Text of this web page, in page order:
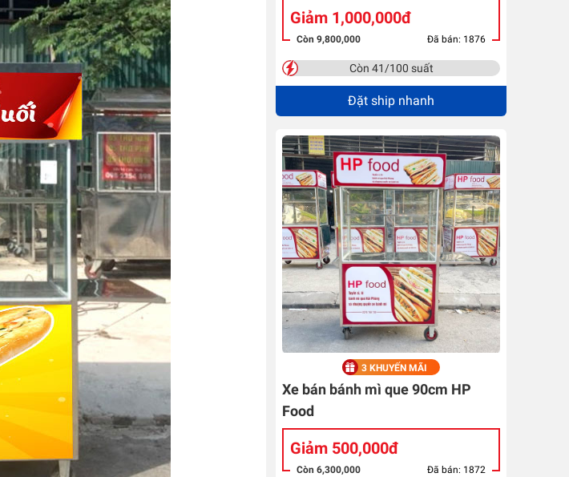
Giảm 1,000,000đ
Còn 9,800,000 Đã bán: 1876
Còn 41/100 suất
Đặt ship nhanh
3 KHUYẾN MÃI
Xe bán bánh mì que 90cm HP
Food
Giảm 500,000đ
Còn 6,300,000 Đã bán: 1872